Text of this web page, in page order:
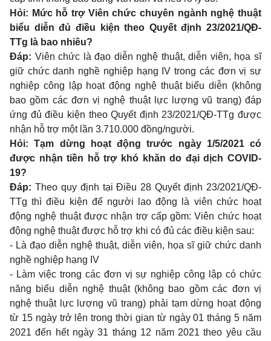
Hỏi: Mức hỗ trợ Viên chức chuyên ngành nghệ thuật
biểu diễn đủ điều kiện theo Quyết định 23/2021/QĐ-
TTg là bao nhiêu?
Đáp: Viên chức là đạo diễn nghệ thuật, diễn viên, họa sĩ
giữ chức danh nghề nghiệp hạng IV trong các đơn vị sự
nghiệp công lập hoạt động nghệ thuật biểu diễn (không
bao gồm các đơn vị nghệ thuật lực lượng vũ trang) đáp
ứng đủ điều kiện theo Quyết định 23/2021/QĐ-TTg được
nhận hỗ trợ một lần 3.710.000 đồng/người.
Hỏi: Tạm dừng hoạt động trước ngày 1/5/2021 có
được nhận tiền hỗ trợ khó khăn do đại dịch COVID-
19?
Đáp: Theo quy định tạiĐiều 28 Quyết định 23/2021/QĐ-
TTg thì điều kiện để người lao động là viên chức hoạt
động nghệ thuật được nhận trợ cấp gồm: Viên chức hoạt
động nghệ thuật được hỗ trợ khi có đủ các điều kiện sau:
- Là đạo diễn nghệ thuật, diễn viên, họa sĩ giữ chức danh
nghề nghiệp hạng IV
- Làm việc trong các đơn vị sự nghiệp công lập có chức
năng biểu diễn nghệ thuật (không bao gồm các đơn vị
nghệ thuật lực lượng vũ trang) phải tạm dừng hoạt động
từ 15 ngày trở lên trong thời gian từ ngày 01 tháng 5 năm
2021 đến hết ngày 31 tháng 12 năm 2021 theo yêu cầu